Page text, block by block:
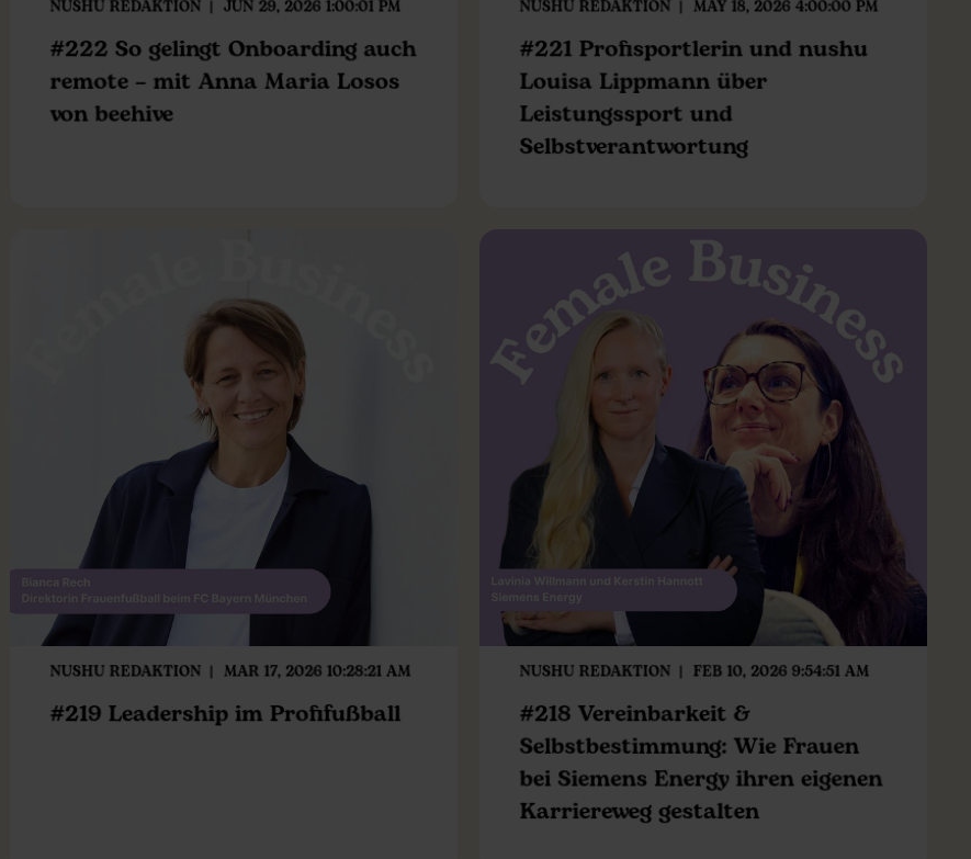
NUSHU REDAKTION JUN 29, 2026 1:00:01 PM
#222 So gelingt Onboarding auch
remote – mit Anna Maria Losos
von beehive
NUSHU REDAKTION MAY 18, 2026 4:00:00 PM
#221 Profisportlerin und nushu
Louisa Lippmann über
Leistungssport und
Selbstverantwortung
NUSHU REDAKTION MAR 17, 2026 10:28:21 AM
#219 Leadership im Profifußball
NUSHU REDAKTION FEB 10, 2026 9:54:51 AM
#218 Vereinbarkeit &
Selbstbestimmung: Wie Frauen
bei Siemens Energy ihren eigenen
Karriereweg gestalten